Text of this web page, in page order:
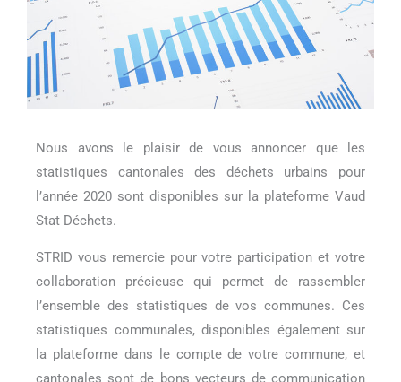
Nous avons le plaisir de vous annoncer que les
statistiques cantonales des déchets urbains pour
l’année 2020 sont disponibles sur la plateforme Vaud
Stat Déchets.
STRID vous remercie pour votre participation et votre
collaboration précieuse qui permet de rassembler
l’ensemble des statistiques de vos communes. Ces
statistiques communales, disponibles également sur
la plateforme dans le compte de votre commune, et
cantonales sont de bons vecteurs de communication